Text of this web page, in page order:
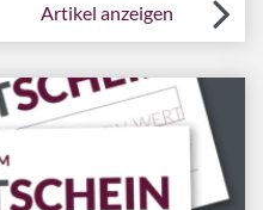
Artikel anzeigen